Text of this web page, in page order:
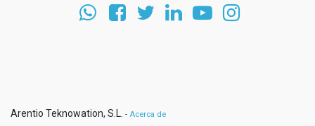
Arentio Teknowation, S.L. - Acerca de